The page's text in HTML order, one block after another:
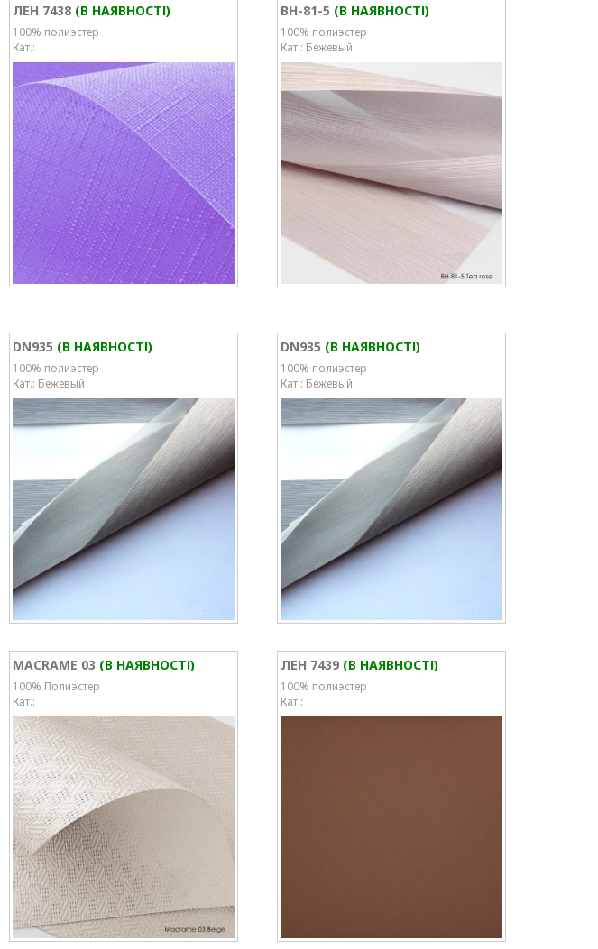
ЛЕН 7438 (В НАЯВНОСТІ)
100% полиэстер
Кат.:
BH-81-5 (В НАЯВНОСТІ)
100% полиэстер
Кат.: Бежевый
DN935 (В НАЯВНОСТІ)
100% полиэстер
Кат.: Бежевый
DN935 (В НАЯВНОСТІ)
100% полиэстер
Кат.: Бежевый
MACRAME 03 (В НАЯВНОСТІ)
100% Полиэстер
Кат.:
ЛЕН 7439 (В НАЯВНОСТІ)
100% полиэстер
Кат.: